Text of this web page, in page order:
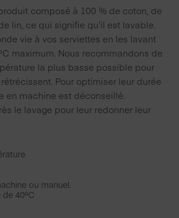
composé à 100 % de coton, de
lin, ce qui signifie qu’il est lavable.
vie à vos serviettes en les lavant
maximum. Nous recommandons de
la plus basse possible pour
Pour optimiser leur durée
en machine est déconseillé.
le lavage pour leur redonner leur
ou manuel.
40ºC